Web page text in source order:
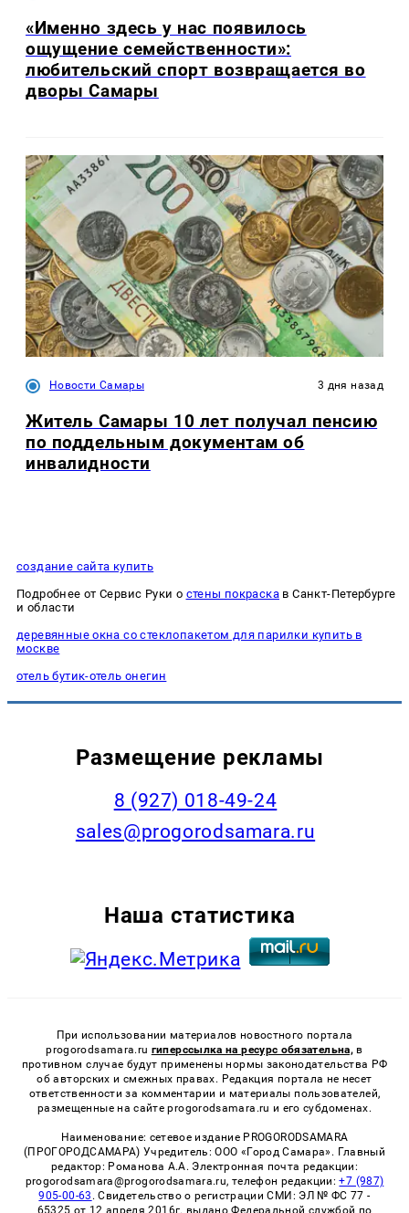
«Именно здесь у нас появилось
ощущение семейственности»:
любительский спорт возвращается во
дворы Самары
Новости Самары 3 дня назад
Житель Самары 10 лет получал пенсию
по поддельным документам об
инвалидности
создание сайта купить
Подробнее от Сервис Руки о стены покраска в Санкт-Петербурге
и области
деревянные окна со стеклопакетом для парилки купить в
москве
отель бутик-отель онегин
Размещение рекламы
8 (927) 018-49-24
sales@progorodsamara.ru
Наша статистика
При использовании материалов новостного портала
progorodsamara.ru гиперссылка на ресурс обязательна, в
противном случае будут применены нормы законодательства РФ
об авторских и смежных правах. Редакция портала не несет
ответственности за комментарии и материалы пользователей,
размещенные на сайте progorodsamara.ru и его субдоменах.
Наименование: сетевое издание PROGORODSAMARA
(ПРОГОРОДСАМАРА) Учредитель: ООО «Город Самара». Главный
редактор: Романова А.А. Электронная почта редакции:
progorodsamara@progorodsamara.ru, телефон редакции:+7 (987)
905-00-63 . Свидетельство о регистрации СМИ: ЭЛ № ФС 77 -